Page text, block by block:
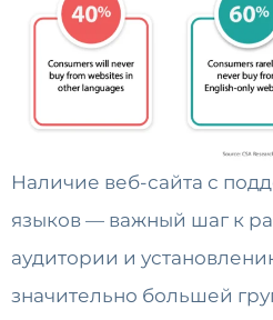
Наличие веб-сайта с
языков — важный шаг к
аудитории и
значительно большей